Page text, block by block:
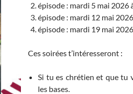
épisode : mardi 5 mai 2026
épisode : mardi 12 mai
épisode : mardi 19 mai
Ces soirées t’intéresseront :
Si tu es chrétien et que tu
les bases.